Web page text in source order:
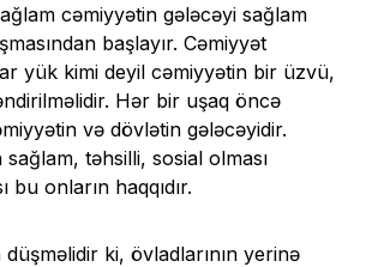
cəmiyyətin gələcəyi sağlam
başlayır. Cəmiyyət
yük kimi deyil cəmiyyətin bir üzvü,
Hər bir uşaq öncə
və dövlətin gələcəyidir.
təhsilli, sosial olması
bu onların haqqıdır.
ki, övladlarının yerinə